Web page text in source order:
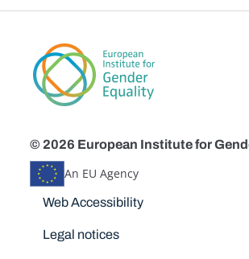
© 2026 European Institute for
An EU Agency
Disclaimers
Web Accessibility
Legal notices